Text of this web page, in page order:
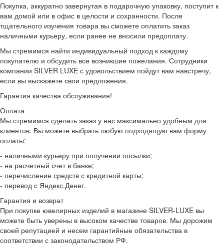
Покупка, аккуратно завернутая в подарочную упаковку, поступит к
вам домой или в офис в целости и сохранности. После
тщательного изучения товара вы сможете оплатить заказ
наличными курьеру, если ранее не вносили предоплату.
Мы стремимся найти индивидуальный подход к каждому
покупателю и обсудить все возникшие пожелания. Сотрудники
компании SILVER LUXE с удовольствием пойдут вам навстречу,
если вы выскажете свои предложения.
Гарантия качества обслуживания!
Оплата
Мы стремимся сделать заказ у нас максимально удобным для
клиентов. Вы можете выбрать любую подходящую вам форму
оплаты:
- наличными курьеру при получении посылки;
- на расчетный счет в банке;
- перечисление средств с кредитной карты;
- перевод с Яндекс.Денег.
Гарантия и возврат
При покупке ювелирных изделий в магазине SILVER-LUXE вы
можете быть уверены в высоком качестве товаров. Мы дорожим
своей репутацией и несем гарантийные обязательства в
соответствии с законодательством РФ.